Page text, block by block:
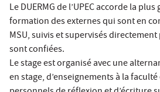
Le DUERMG de l’UPEC accorde la
formation des externes qui sont en
MSU, suivis et supervisés
sont confiées.
Le stage est organisé avec une
en stage, d’enseignements à la